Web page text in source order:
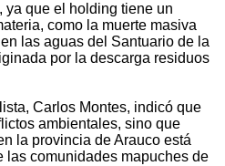
que el holding tiene un
como la muerte masiva
las aguas del Santuario de la
por la descarga residuos
Carlos Montes, indicó que
ambientales, sino que
la provincia de Arauco está
las comunidades mapuches de